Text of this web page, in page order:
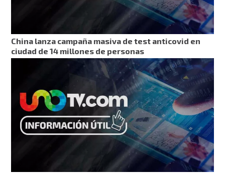
China lanza campaña masiva de test anticovid en
ciudad de 14 millones de personas